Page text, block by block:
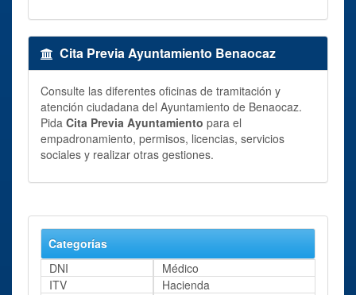
Cita Previa Ayuntamiento Benaocaz
Consulte las diferentes oficinas de tramitación y
atención ciudadana del Ayuntamiento de Benaocaz.
Pida Cita Previa Ayuntamiento para el
empadronamiento, permisos, licencias, servicios
sociales y realizar otras gestiones.
Categorías
DNI
Médico
ITV
Hacienda